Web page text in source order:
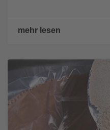
mehr lesen